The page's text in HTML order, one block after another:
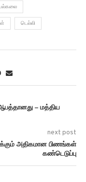
டெல்லி
– மத்திய
next post
அதிகமான பிணங்கள்
கண்டெடுப்பு